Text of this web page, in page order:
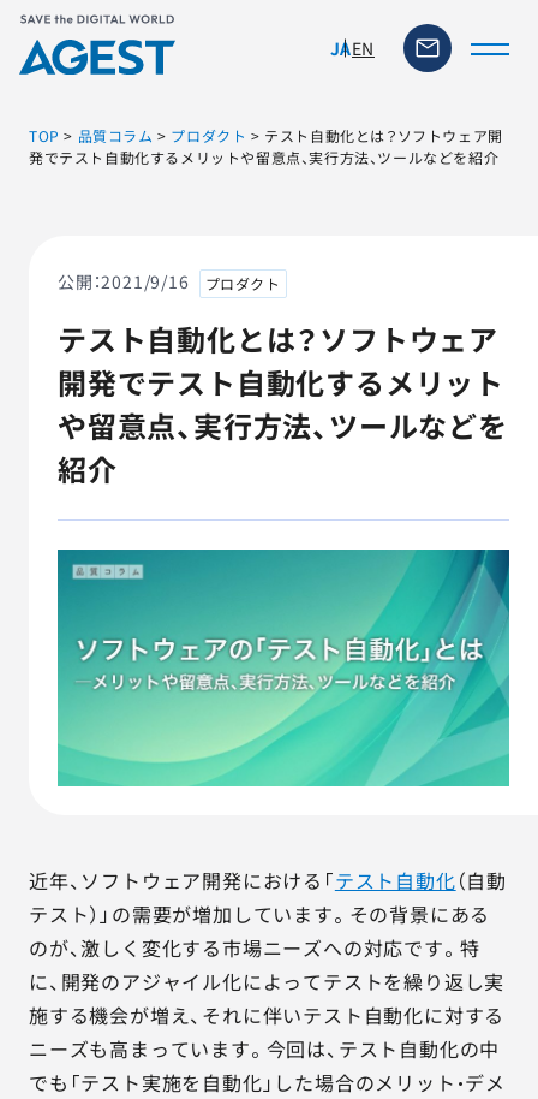
JAEN
ソリューション・サービス
脆弱性リスク管理ツール
TFACT (AIテストツール)
ニュース
事例紹介
サービス詳細資料 見積・お問い合わせ
サービスお問い合わせ専用番号
03-6865-4864
（平日9:30〜18:00）
※その他のご連絡は 03-5333-1246
TOP > 品質コラム > プロダクト > テスト自動化とは？ソフトウェア開
発でテスト自動化するメリットや留意点、実行方法、ツールなどを紹介
公開：2021/9/16 プロダクト
テスト自動化とは？ソフトウェア
開発でテスト自動化するメリット
や留意点、実行方法、ツールなどを
紹介
近年、ソフトウェア開発における「テスト自動化（自動
テスト）」の需要が増加しています。その背景にある
のが、激しく変化する市場ニーズへの対応です。特
に、開発のアジャイル化によってテストを繰り返し実
施する機会が増え、それに伴いテスト自動化に対する
ニーズも高まっています。今回は、テスト自動化の中
でも「テスト実施を自動化」した場合のメリット・デメ